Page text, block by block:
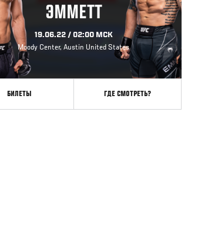
ЭММЕТТ
19.06.22 / 02:00 МСК
Moody Center, Austin United States
БИЛЕТЫ ГДЕ СМОТРЕТЬ?